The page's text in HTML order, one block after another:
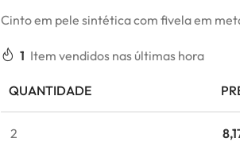
Cinto em pele sintética com fivela em
1 Item vendidos nas últimas hora
QUANTIDADE
2